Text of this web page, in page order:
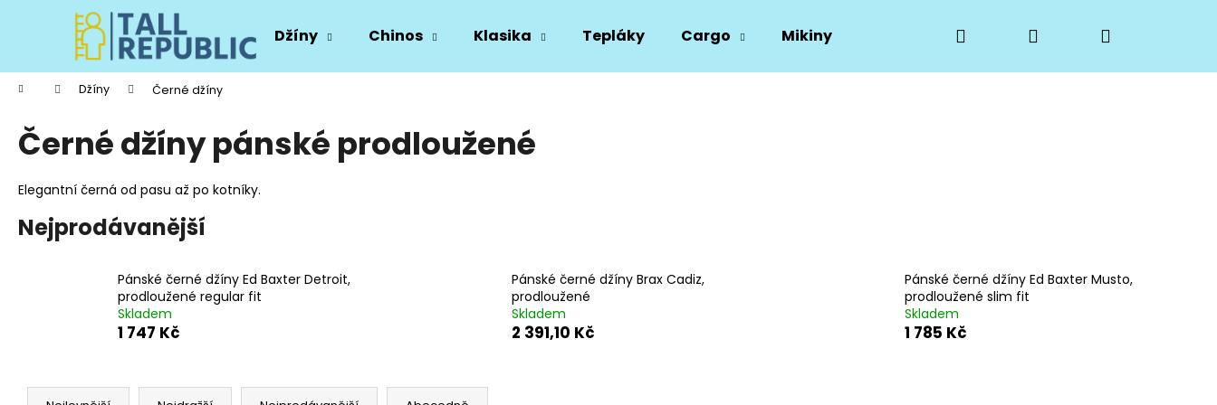
Džíny Chinos Klasika Tepláky Cargo Mikiny Hodnocení obchodu Moje objednávka
Hledat PřihlášeníNákupní
Domů Džíny Černé džíny
Černé džíny pánské prodloužené
Elegantní černá od pasu až po kotníky.
Nejprodávanější
Pánské černé džíny Ed Baxter Detroit,
prodloužené regular fit
Skladem
1 747 Kč
Pánské černé džíny Brax Cadiz,
prodloužené
Skladem
2 391,10 Kč
Pánské černé džíny Ed Baxter Musto,
prodloužené slim fit
Skladem
1 785 Kč
Ř
í
Zpět
do
obchodu
Zpět
do
obchodu